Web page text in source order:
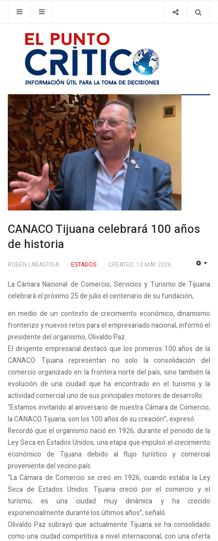
CANACO Tijuana celebrará 100 años
de historia
RUBÉN LABASTIDA ESTADOS CREATED: 13 MAY 2026
La Cámara Nacional de Comercio, Servicios y Turismo de Tijuana
celebrará el próximo 25 de julio el centenario de su fundación,
en medio de un contexto de crecimiento económico, dinamismo
fronterizo y nuevos retos para el empresariado nacional, informó el
presidente del organismo, Olivaldo Paz.
El dirigente empresarial destacó que los primeros 100 años de la
CANACO Tijuana representan no solo la consolidación del
comercio organizado en la frontera norte del país, sino también la
evolución de una ciudad que ha encontrado en el turismo y la
actividad comercial uno de sus principales motores de desarrollo.
“Estamos invitando al aniversario de nuestra Cámara de Comercio,
la CANACO Tijuana; son los 100 años de su creación”, expresó.
Recordó que el organismo nació en 1926, durante el periodo de la
Ley Seca en Estados Unidos, una etapa que impulsó el crecimiento
económico de Tijuana debido al flujo turístico y comercial
proveniente del vecino país.
“La Cámara de Comercio se creó en 1926, cuando estaba la Ley
Seca de Estados Unidos. Tijuana creció por el comercio y el
turismo; es una ciudad muy dinámica y ha crecido
exponencialmente durante los últimos años”, señaló.
Olivaldo Paz subrayó que actualmente Tijuana se ha consolidado
como una ciudad competitiva a nivel internacional, con una oferta